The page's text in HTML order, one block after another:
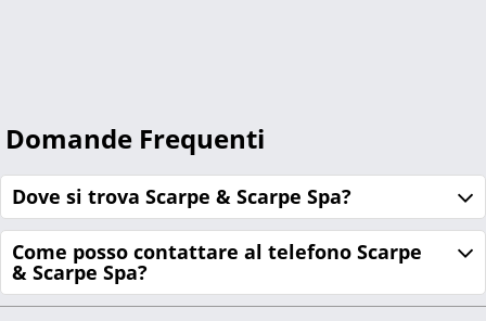
Domande Frequenti
Dove si trova Scarpe & Scarpe Spa?
Come posso contattare al telefono Scarpe
& Scarpe Spa?